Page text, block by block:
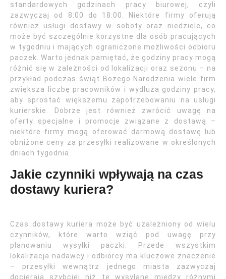
standardowych godzinach pracy biurowej, czyli
zazwyczaj od 8:00 do 18:00. Niektóre firmy oferują
również usługi dostawy w soboty oraz niedziele, co
może być szczególnie korzystne dla osób pracujących
w tygodniu i mających ograniczone możliwości odbioru
paczek. Warto jednak pamiętać, że godziny pracy mogą
różnić się w zależności od lokalizacji oraz sezonu – na
przykład podczas świąt Bożego Narodzenia wiele firm
zwiększa liczbę pracowników i wydłuża godziny pracy,
aby sprostać większemu zapotrzebowaniu na usługi
kurierskie. Dobrze jest również zwrócić uwagę na
oferty specjalne i promocje związane z dostawą –
niektóre firmy mogą oferować darmową dostawę lub
obniżone ceny za przesyłki realizowane w określonych
dniach tygodnia.
Jakie czynniki wpływają na czas
dostawy kuriera?
Czas dostawy kuriera może być uzależniony od wielu
czynników, które warto wziąć pod uwagę przy
planowaniu wysyłki paczki. Przede wszystkim
lokalizacja nadawcy i odbiorcy ma kluczowe znaczenie
– przesyłki wewnątrz jednego miasta zazwyczaj
docierają szybciej niż te wysyłane między różnymi